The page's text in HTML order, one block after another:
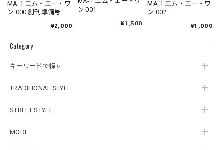
Category
キーワードで探す
TRADITIONAL STYLE
STREET STYLE
MODE
MA-1 エム・エー・ワ
ン 000 創刊準備号
¥2,000
ン 001
¥1,500
MA-1 エム・エー・ワ
ン 002
¥1,000